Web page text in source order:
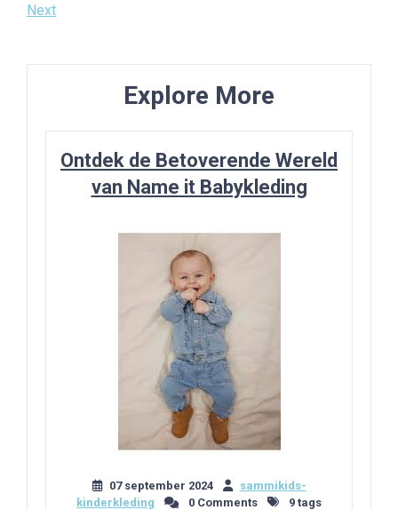
navigatie
Post
Next
Next
Explore More
Ontdek de Betoverende Wereld
van Name it Babykleding
07 september 2024
sammikids-
kinderkleding
0 Comments 9 tags